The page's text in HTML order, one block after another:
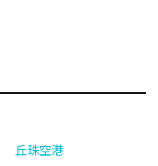
丘珠空港